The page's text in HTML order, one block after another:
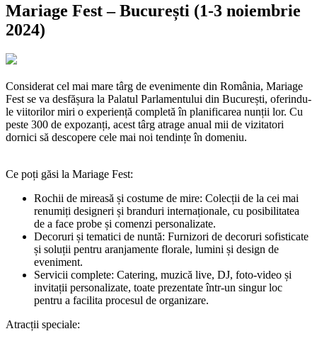
Mariage Fest – București (1-3 noiembrie
2024)
Considerat cel mai mare târg de evenimente din România, Mariage
Fest se va desfășura la Palatul Parlamentului din București, oferindu-
le viitorilor miri o experiență completă în planificarea nunții lor. Cu
peste 300 de expozanți, acest târg atrage anual mii de vizitatori
dornici să descopere cele mai noi tendințe în domeniu.
Ce poți găsi la Mariage Fest:
Rochii de mireasă și costume de mire: Colecții de la cei mai
renumiți designeri și branduri internaționale, cu posibilitatea
de a face probe și comenzi personalizate.
Decoruri și tematici de nuntă: Furnizori de decoruri sofisticate
și soluții pentru aranjamente florale, lumini și design de
eveniment.
Servicii complete: Catering, muzică live, DJ, foto-video și
invitații personalizate, toate prezentate într-un singur loc
pentru a facilita procesul de organizare.
Atracții speciale: